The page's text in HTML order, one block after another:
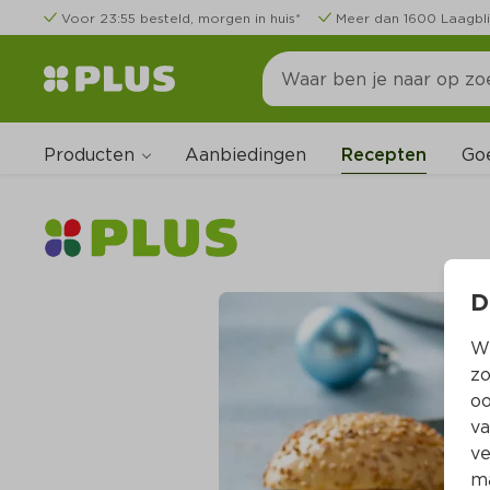
Voor 23:55 besteld, morgen in huis* Meer dan 1600
Producten Aanbiedingen Recepten